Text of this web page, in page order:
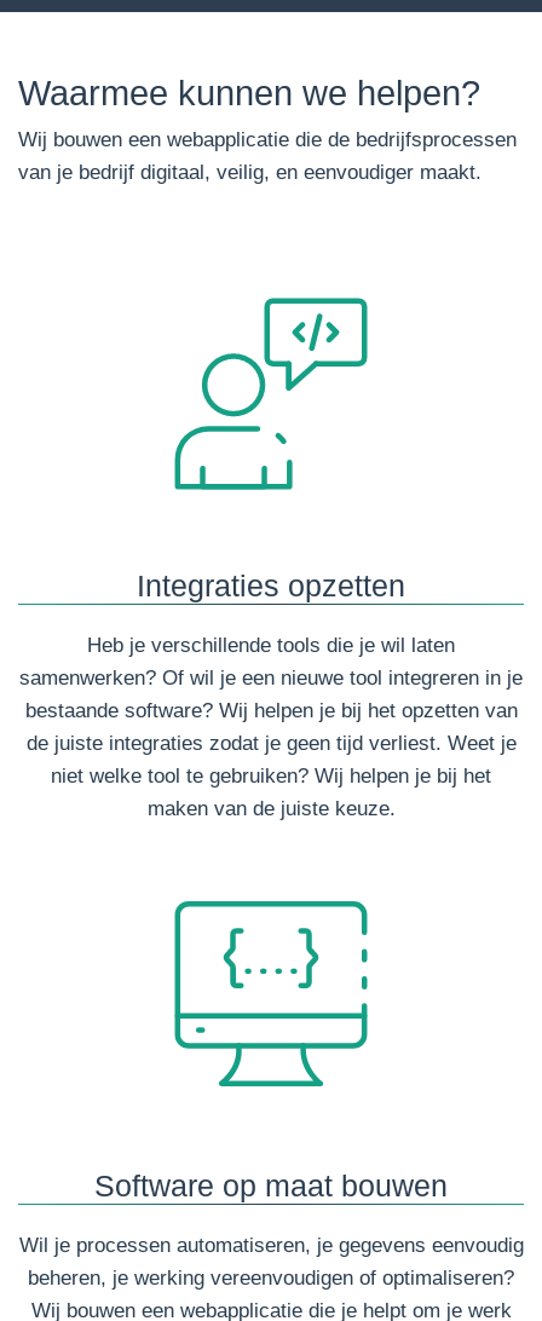
Waarmee kunnen we helpen?
Wij bouwen een webapplicatie die de bedrijfsprocessen
van je bedrijf digitaal, veilig, en eenvoudiger maakt.
Integraties opzetten
Heb je verschillende tools die je wil laten
samenwerken? Of wil je een nieuwe tool integreren in je
bestaande software? Wij helpen je bij het opzetten van
de juiste integraties zodat je geen tijd verliest. Weet je
niet welke tool te gebruiken? Wij helpen je bij het
maken van de juiste keuze.
Software op maat bouwen
Wil je processen automatiseren, je gegevens eenvoudig
beheren, je werking vereenvoudigen of optimaliseren?
Wij bouwen een webapplicatie die je helpt om je werk